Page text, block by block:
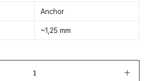
Anchor
~1,25 mm